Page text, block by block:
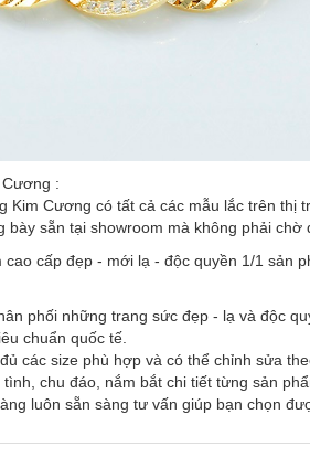
:
Cương có tất cả các mẫu lắc trên
sẵn tại showroom mà không phải chờ
cấp đẹp - mới lạ - độc quyền 1/1 sản
phối những trang sức đẹp - lạ và độc
chuẩn quốc tế.
các size phù hợp và có thể chỉnh sửa
chu đáo, nắm bắt chi tiết từng sản
luôn sẵn sàng tư vấn giúp bạn chọn